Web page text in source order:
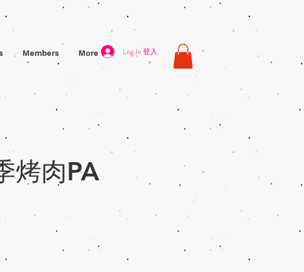
Members More Log In 登入
烤肉PA